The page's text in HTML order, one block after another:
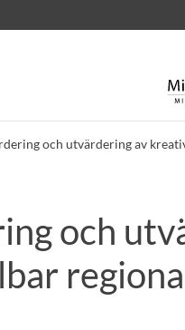
och utvärdering av
Personal Lediga
och